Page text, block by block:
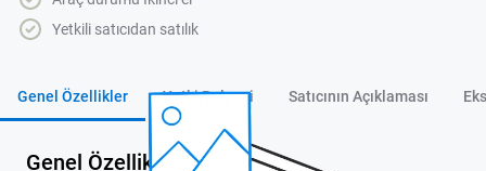
Genel Özellikler
Yetkili satıcıdan satılık
Genel Özellikler Yetki Belgesi Satıcının Açıklaması